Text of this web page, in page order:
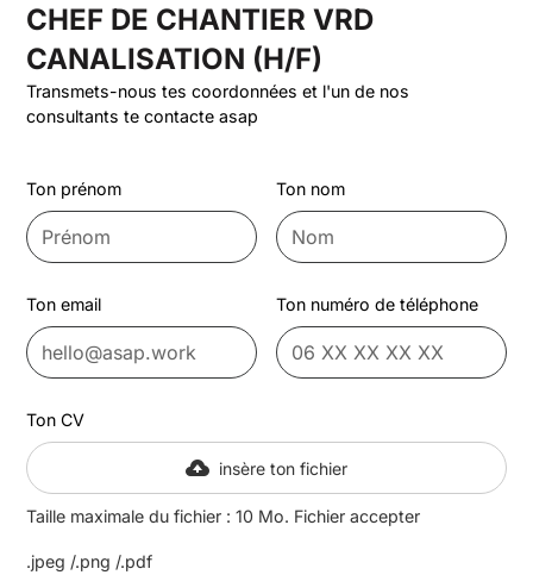
CHEF DE CHANTIER VRD
CANALISATION (H/F)
Transmets-nous tes coordonnées et l'un de nos
consultants te contacte asap
Ton prénom Ton nom
Ton email Ton numéro de téléphone
Ton CV
insère ton fichier
Taille maximale du fichier : 10 Mo. Fichier accepter
.jpeg /.png /.pdf